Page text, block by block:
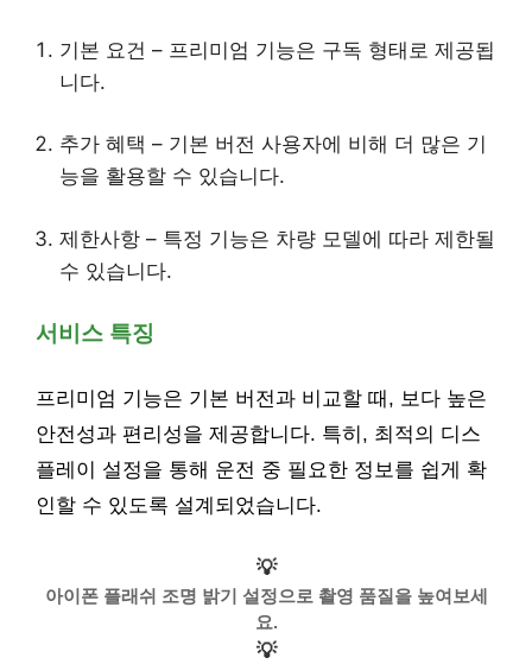
기본 요건 – 프리미엄 기능은 구독 형태로 제공됩
니다.
추가 혜택 – 기본 버전 사용자에 비해 더 많은 기
능을 활용할 수 있습니다.
제한사항 – 특정 기능은 차량 모델에 따라 제한될
수 있습니다.
서비스 특징
프리미엄 기능은 기본 버전과 비교할 때, 보다 높은
안전성과 편리성을 제공합니다. 특히, 최적의 디스
플레이 설정을 통해 운전 중 필요한 정보를 쉽게 확
인할 수 있도록 설계되었습니다.
💡
아이폰 플래쉬 조명 밝기 설정으로 촬영 품질을 높여보세
요.
💡